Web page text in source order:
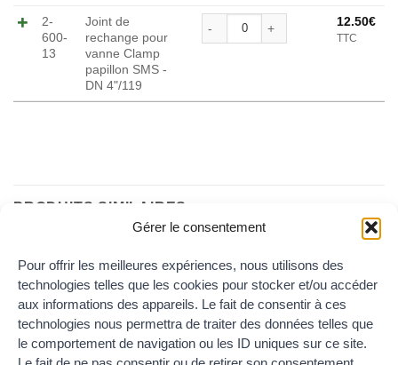
Gérer le consentement
Pour offrir les meilleures expériences, nous utilisons des
technologies telles que les cookies pour stocker et/ou accéder
aux informations des appareils. Le fait de consentir à ces
technologies nous permettra de traiter des données telles que
le comportement de navigation ou les ID uniques sur ce site.
2-
600-
13
Joint de
rechange pour
vanne Clamp
papillon SMS -
DN 4"/119
quantité de Joint de
Alternative:
12.50€
TTC
PRODUITS SIMILAIRES
Ajouter
wishlist
Ajouter
wishlist